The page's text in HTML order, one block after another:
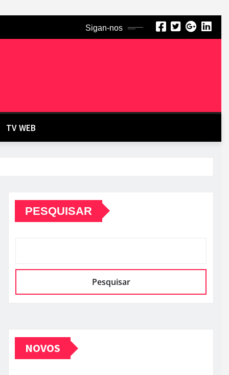
Sigan-nos
TV WEB
PESQUISAR
Pesquisar
NOVOS